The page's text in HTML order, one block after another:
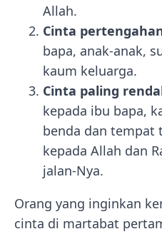
Allah.
Cinta
bapa, anak-anak,
kaum keluarga.
Cinta paling
kepada ibu bapa,
benda dan tempat
kepada Allah dan
jalan-Nya.
Orang yang inginkan
cinta di martabat